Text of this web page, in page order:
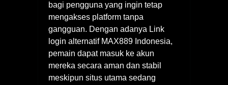
bagi pengguna yang ingin tetap
mengakses platform tanpa
gangguan. Dengan adanya Link
login alternatif MAX889 Indonesia,
pemain dapat masuk ke akun
mereka secara aman dan stabil
meskipun situs utama sedang